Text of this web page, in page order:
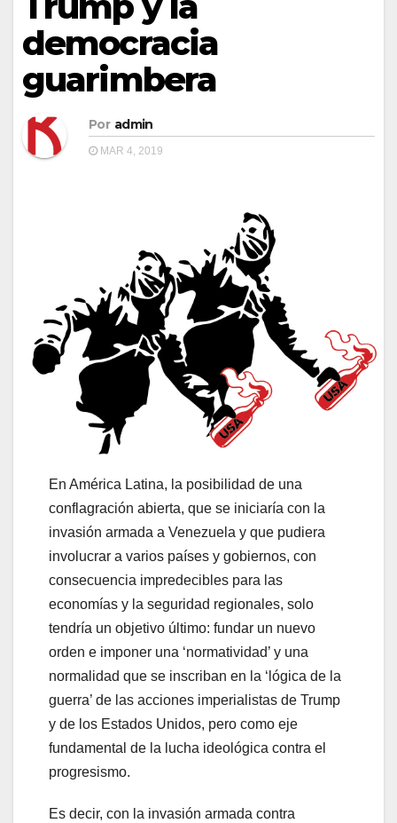
democracia
guarimbera
Por admin
MAR 4, 2019
En América Latina, la posibilidad de una
conflagración abierta, que se iniciaría con la
invasión armada a Venezuela y que pudiera
involucrar a varios países y gobiernos, con
consecuencia impredecibles para las
economías y la seguridad regionales, solo
tendría un objetivo último: fundar un nuevo
orden e imponer una ‘normatividad’ y una
normalidad que se inscriban en la ‘lógica de la
guerra’ de las acciones imperialistas de Trump
y de los Estados Unidos, pero como eje
fundamental de la lucha ideológica contra el
progresismo.
Es decir, con la invasión armada contra